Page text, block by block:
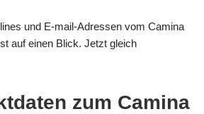
und E-mail-Adressen vom Camina
auf einen Blick. Jetzt gleich
zum Camina